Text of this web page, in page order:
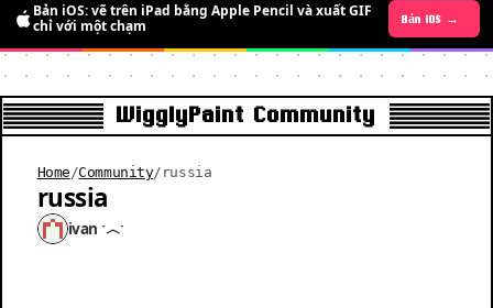
Bản Android →
Bản iOS: vẽ trên iPad bằng Apple Pencil và xuất GIF
chỉ với một chạm
Bản iOS →
WigglyPaint Community
Home /Community/ russia
russia
ivan ˑ︿ˑ